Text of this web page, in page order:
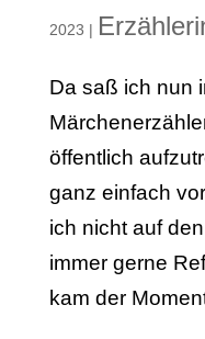
2023 |
Da saß ich nun
öffentlich
ganz einfach
ich nicht auf
immer gerne
kam der